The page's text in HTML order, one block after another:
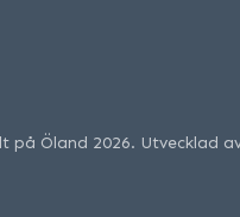
på Öland 2026. Utvecklad